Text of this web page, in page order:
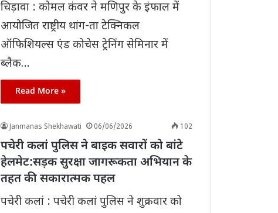
चिड़ावा : कोमल कंवर ने मणिपुर के इंफाल में
आयोजित राष्ट्रीय थांग-ता टेक्निकल
ऑफिशियल्स एंड कोचेस ट्रेनिंग सेमिनार में
ब्लैक…
Read More »
Janmanas Shekhawati 06/06/2026 102
पचेरी कलां पुलिस ने बाइक सवारों को बांटे
हेलमेट:सड़क सुरक्षा जागरूकता अभियान के
तहत की सकारात्मक पहल
पचेरी कलां : पचेरी कलां पुलिस ने शुक्रवार को